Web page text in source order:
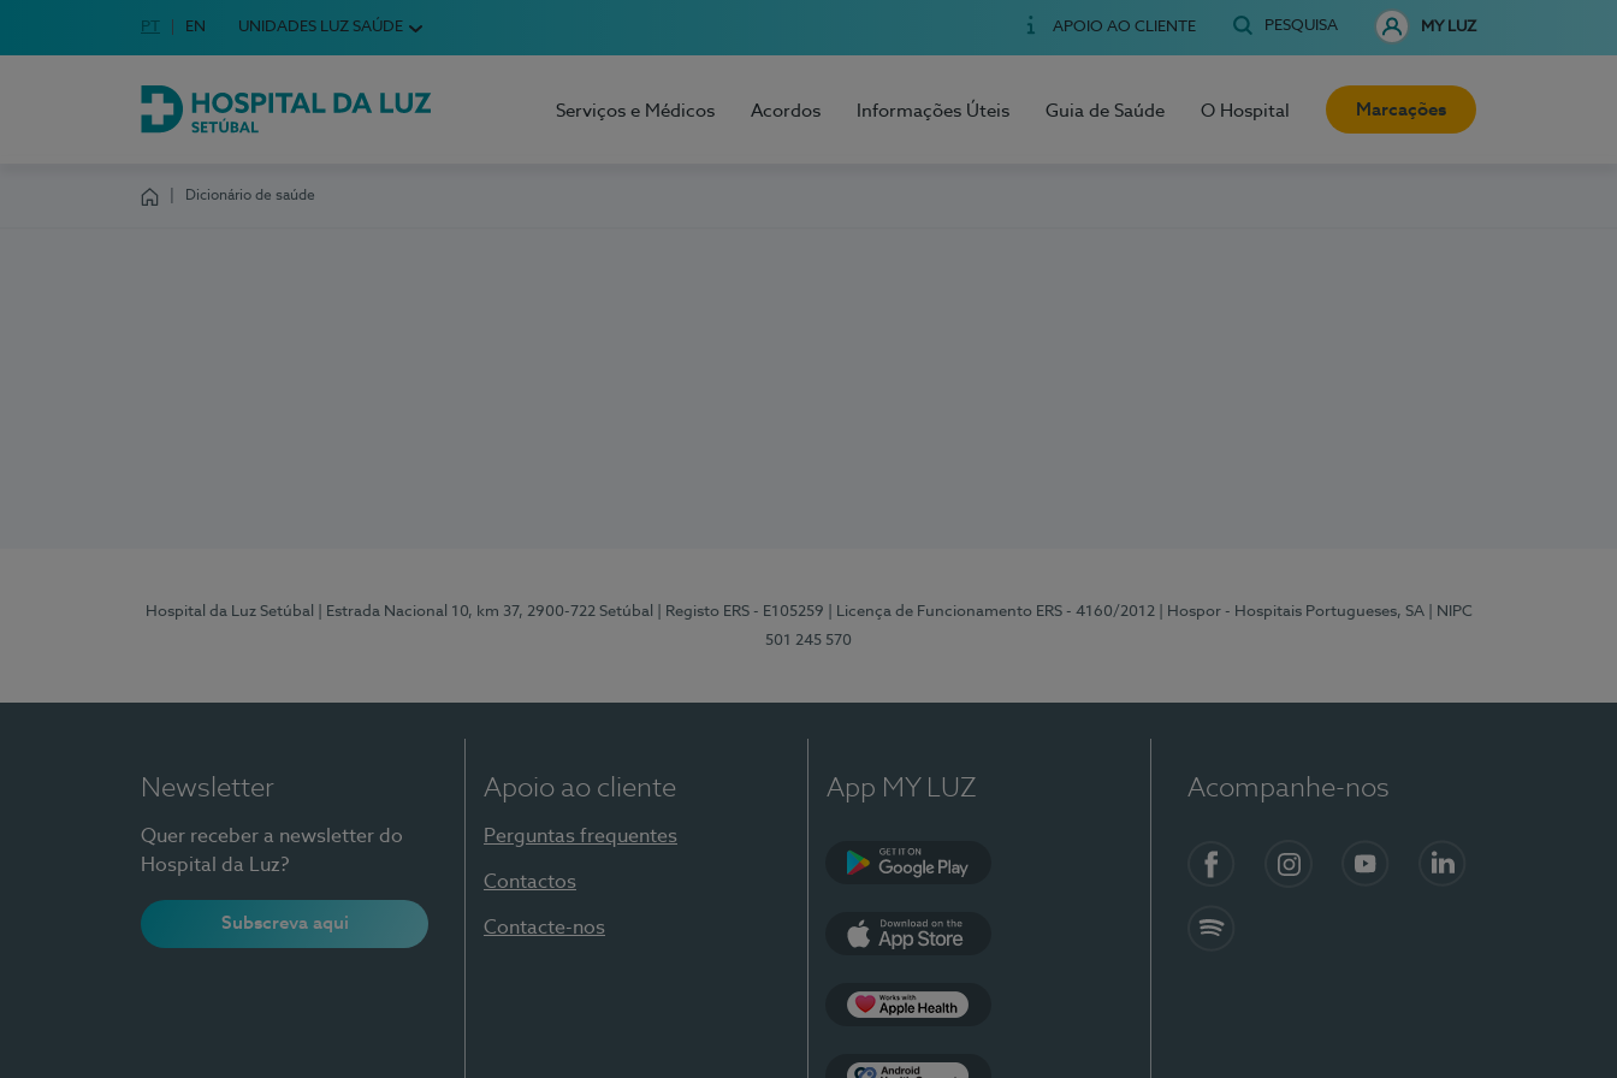
Escolha o seu idioma
Idioma em Português
PT English Language
EN UNIDADES LUZ SAÚDE APOIO AO CLIENTE PESQUISA MY LUZ
Hospital da Luz Setúbal
Serviços e Médicos Acordos Informações Úteis Guia de Saúde O Hospital Marcações
Dicionário de saúde
Hospital da Luz Setúbal | Estrada Nacional 10, km 37, 2900-722 Setúbal | Registo ERS - E105259 | Licença de Funcionamento ERS - 4160/2012 | Hospor - Hospitais Portugueses, SA
| NIPC
501 245 570
Newsletter
Quer receber a newsletter do
Hospital da Luz?
Subscreva aqui
Apoio ao cliente
Perguntas frequentes
Contactos
Contacte-nos
App MY LUZ Acompanhe-nos